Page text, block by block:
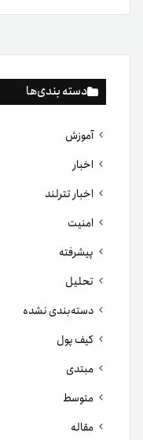
دسته بندی‌ها
آموزش
اخبار
اخبار تترلند
امنیت
پیشرفته
تحلیل
دسته‌بندی نشده
کیف پول
مبتدی
متوسط
مقاله